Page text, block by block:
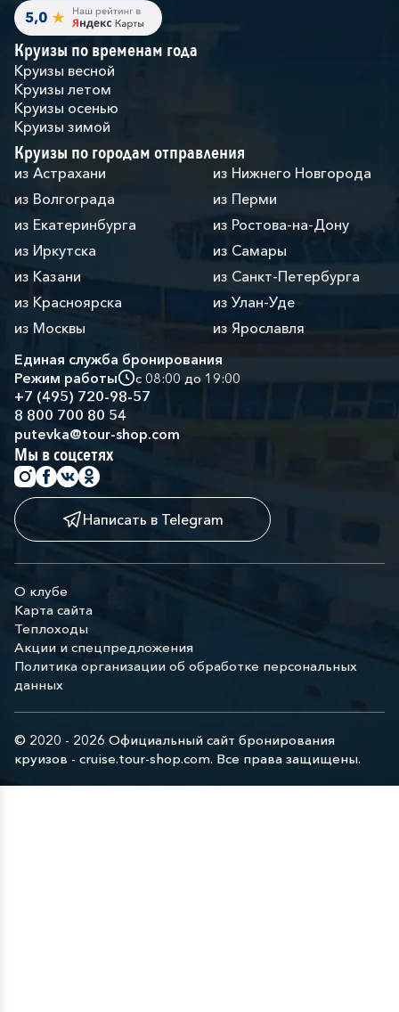
Круизы по временам года
Круизы весной
Круизы летом
Круизы осенью
Круизы зимой
Круизы по городам отправления
из Астрахани
из Волгограда
из Екатеринбурга
из Иркутска
из Казани
из Красноярска
из Москвы
из Нижнего Новгорода
из Перми
из Ростова-на-Дону
из Самары
из Санкт-Петербурга
из Улан-Уде
из Ярославля
Единая служба бронирования
Режим работы
с 08:00 до 19:00
+7 (495) 720-98-57
8 800 700 80 54
putevka@tour-shop.com
Мы в соцсетях
Написать в Telegram
О клубе
Карта сайта
Теплоходы
Акции и спецпредложения
Политика организации об обработке персональных
данных
© 2020 - 2026 Официальный сайт бронирования
круизов - cruise.tour-shop.com. Все права защищены.